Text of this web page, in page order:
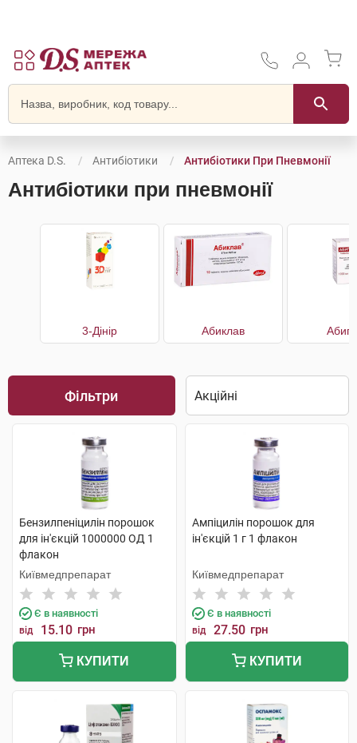
Аптека D.S. Антибіотики Антибіотики При Пневмонії
Антибіотики при пневмонії
3-Дінір Абиклав
Фільтри
Бензилпеніцилін порошок
для ін'єкцій 1000000 ОД 1
флакон
Київмедпрепарат
Є в наявності
від 15.10 грн
КУПИТИ
Ампіцилін порошок для
ін'єкцій 1 г 1 флакон
Київмедпрепарат
Є в наявності
від 27.50 грн
КУПИТИ